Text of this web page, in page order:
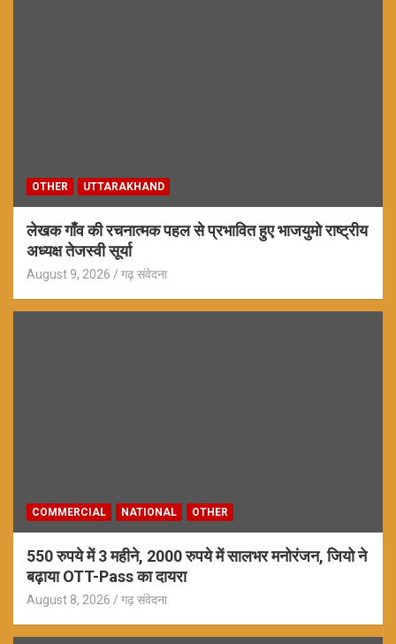
OTHER UTTARAKHAND
लेखक गाँव की रचनात्मक पहल से प्रभावित हुए भाजयुमो राष्ट्रीय
अध्यक्ष तेजस्वी सूर्या
August 9, 2026 गढ़ संवेदना
COMMERCIAL NATIONAL OTHER
550 रुपये में 3 महीने, 2000 रुपये में सालभर मनोरंजन, जियो ने
बढ़ाया OTT-Pass का दायरा
August 8, 2026 गढ़ संवेदना